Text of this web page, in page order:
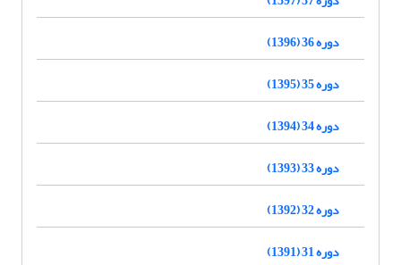
دوره 36 (1396)
دوره 35 (1395)
دوره 34 (1394)
دوره 33 (1393)
دوره 32 (1392)
دوره 31 (1391)